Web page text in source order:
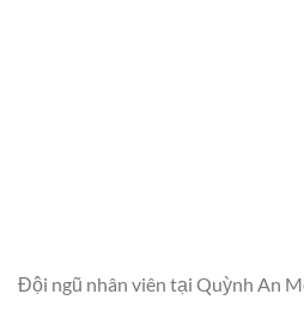
Đội ngũ nhân viên tại Quỳnh An